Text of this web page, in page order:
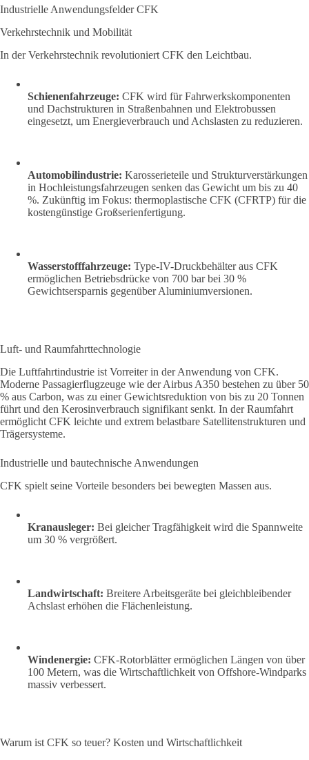
Industrielle Anwendungsfelder CFK
Verkehrstechnik und Mobilität
In der Verkehrstechnik revolutioniert CFK den Leichtbau.
Schienenfahrzeuge: CFK wird für Fahrwerkskomponenten
und Dachstrukturen in Straßenbahnen und Elektrobussen
eingesetzt, um Energieverbrauch und Achslasten zu reduzieren.
Automobilindustrie: Karosserieteile und Strukturverstärkungen
in Hochleistungsfahrzeugen senken das Gewicht um bis zu 40
%. Zukünftig im Fokus: thermoplastische CFK (CFRTP) für die
kostengünstige Großserienfertigung.
Wasserstofffahrzeuge: Type-IV-Druckbehälter aus CFK
ermöglichen Betriebsdrücke von 700 bar bei 30 %
Gewichtsersparnis gegenüber Aluminiumversionen.
Luft- und Raumfahrttechnologie
Die Luftfahrtindustrie ist Vorreiter in der Anwendung von CFK.
Moderne Passagierflugzeuge wie der Airbus A350 bestehen zu über 50
% aus Carbon, was zu einer Gewichtsreduktion von bis zu 20 Tonnen
führt und den Kerosinverbrauch signifikant senkt. In der Raumfahrt
ermöglicht CFK leichte und extrem belastbare Satellitenstrukturen und
Trägersysteme.
Industrielle und bautechnische Anwendungen
CFK spielt seine Vorteile besonders bei bewegten Massen aus.
Kranausleger: Bei gleicher Tragfähigkeit wird die Spannweite
um 30 % vergrößert.
Landwirtschaft: Breitere Arbeitsgeräte bei gleichbleibender
Achslast erhöhen die Flächenleistung.
Windenergie: CFK-Rotorblätter ermöglichen Längen von über
100 Metern, was die Wirtschaftlichkeit von Offshore-Windparks
massiv verbessert.
Warum ist CFK so teuer? Kosten und Wirtschaftlichkeit